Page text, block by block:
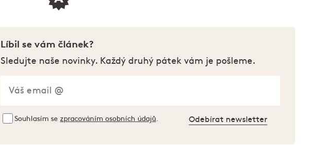
Líbil se vám článek?
Sledujte naše novinky. Každý druhý pátek vám je pošleme.
Odebírat newsletter
Souhlasím se zpracováním osobních údajů